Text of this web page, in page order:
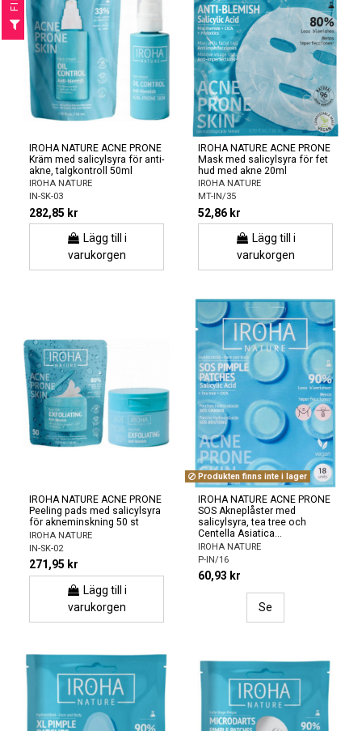
IROHA NATURE ACNE PRONE
Kräm med salicylsyra för anti-
akne, talgkontroll 50ml
IROHA NATURE
IN-SK-03
282,85 kr
Lägg till i
varukorgen
IROHA NATURE ACNE PRONE
Mask med salicylsyra för fet
hud med akne 20ml
IROHA NATURE
MT-IN/35
52,86 kr
Lägg till i
varukorgen
IROHA NATURE ACNE PRONE
Peeling pads med salicylsyra
för akneminskning 50 st
IROHA NATURE
IN-SK-02
271,95 kr
Lägg till i
varukorgen
Produkten finns inte i lager
IROHA NATURE ACNE PRONE
SOS Akneplåster med
salicylsyra, tea tree och
Centella Asiatica...
IROHA NATURE
P-IN/16
60,93 kr
Se